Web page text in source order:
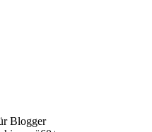
Blogger